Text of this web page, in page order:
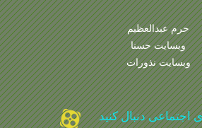
حرم عبدالعظیم
وبسایت حسنا
وبسایت نذورات
اجتماعی دنبال کنید